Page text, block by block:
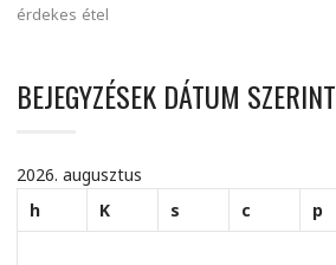
érdekes étel
BEJEGYZÉSEK DÁTUM SZERINT
2026. augusztus
h
K s c p